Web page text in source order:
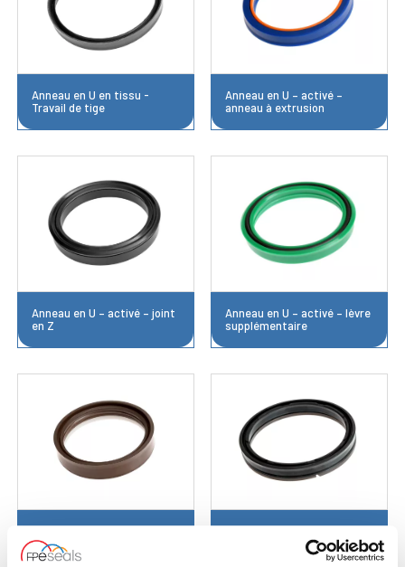
Anneau en U en tissu -
Travail de tige
Anneau en U – activé –
anneau à extrusion
Anneau en U – activé – joint
en Z
Anneau en U – activé – lèvre
supplémentaire
Anneau en U – caoutchouc –
anneau à extrusion interne
Anneau en U – caoutchouc –
bague de maintien